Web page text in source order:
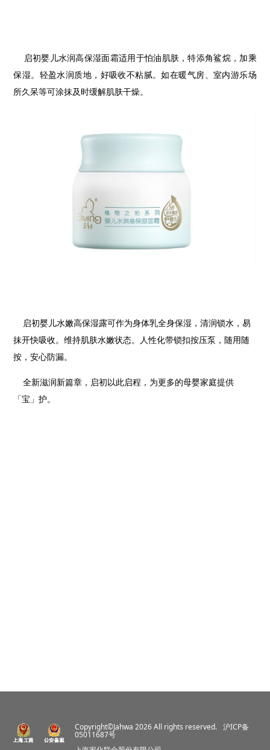
启初婴儿水润高保湿面霜适用于怕油肌肤，特添角鲨烷，加乘
保湿。轻盈水润质地，好吸收不粘腻。如在暖气房、室内游乐场
所久呆等可涂抹及时缓解肌肤干燥。
启初婴儿水嫩高保湿露可作为身体乳全身保湿，清润锁水，易
抹开快吸收。维持肌肤水嫩状态。人性化带锁扣按压泵，随用随
按，安心防漏。
全新滋润新篇章，启初以此启程，为更多的母婴家庭提供
「宝」护。
Copyright©Jahwa 2026 All rights reserved. 沪ICP备
05011687号